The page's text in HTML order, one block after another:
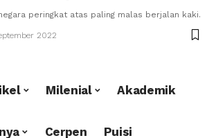
peringkat atas paling malas berjalan kaki.
2022
Milenial Akademik
Cerpen Puisi